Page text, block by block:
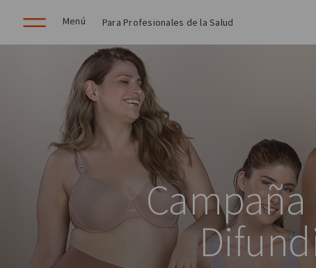
Menú Para Profesionales de la Salud
Campaña